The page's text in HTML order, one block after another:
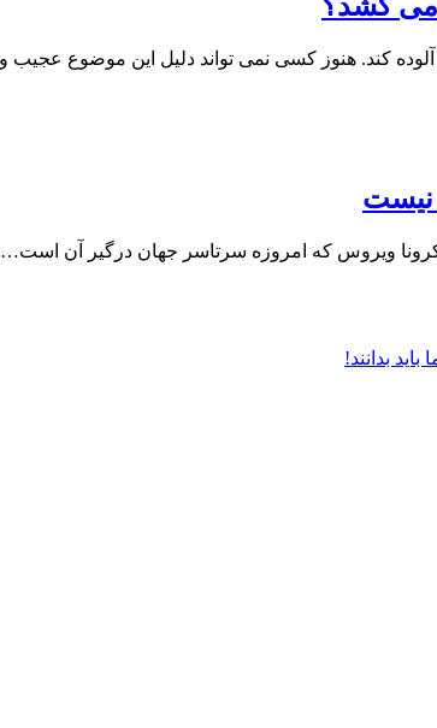
ویروس که امروزه سرتاسر جهان درگیر آن است…